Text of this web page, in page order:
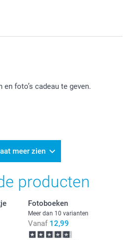
Fijn om te horen dat je blij
Veel plezier ervan en
keer.
foto’s cadeau te geven.
Wat fijn om te lezen dat je
meer zien
producten
Fotoboeken
Meer dan 10 varianten
Vanaf 12,99